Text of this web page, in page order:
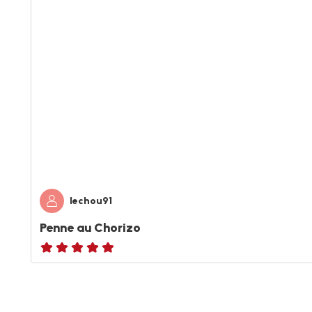
lechou91
Penne au Chorizo
ratings.NaN